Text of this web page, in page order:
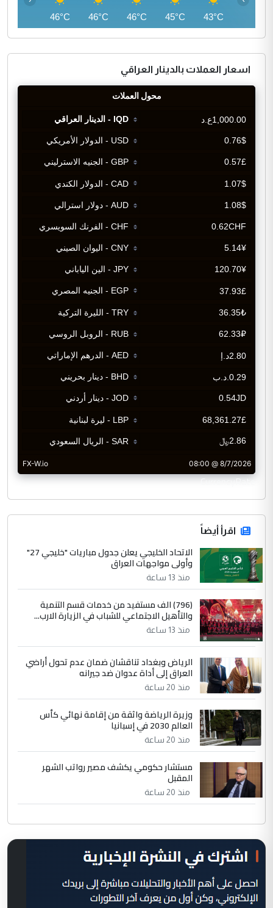
43°C
45°C
46°C
46°C
46°C
اسعار العملات بالدينار العراقي
CurrencyRate
اقرأ أيضاً
الاتحاد الخليجي يعلن جدول مباريات "خليجي 27"
وأولى مواجهات العراق
منذ 13 ساعة
(796) الف مستفيد من خدمات قسم التنمية
والتأهيل الاجتماعي للشباب في الزيارة الارب...
منذ 13 ساعة
الرياض وبغداد تناقشان ضمان عدم تحول أراضي
العراق إلى أداة عدوان ضد جيرانه
منذ 20 ساعة
وزيرة الرياضة واثقة من إقامة نهائي كأس
العالم 2030 في إسبانيا
منذ 20 ساعة
مستشار حكومي يكشف مصير رواتب الشهر
المقبل
منذ 20 ساعة